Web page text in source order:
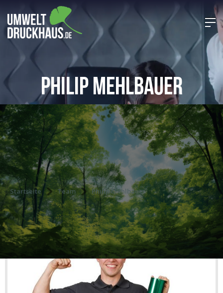
Philip Mehlbauer
Startseite Team Philip Mehlbauer